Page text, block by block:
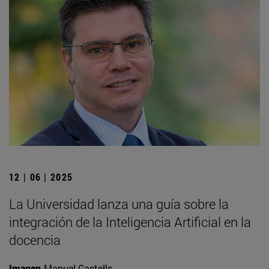
12 | 06 | 2025
La Universidad lanza una guía sobre la
integración de la Inteligencia Artificial en la
docencia